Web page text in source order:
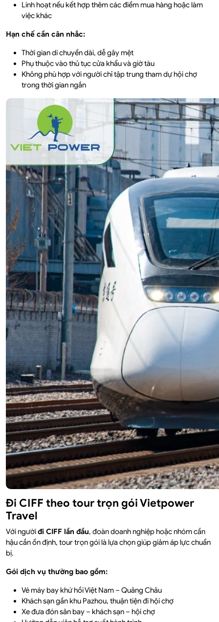
Linh hoạt nếu kết hợp thêm các điểm mua hàng hoặc làm
việc khác
Hạn chế cần cân nhắc:
Thời gian di chuyển dài, dễ gây mệt
Phụ thuộc vào thủ tục cửa khẩu và giờ tàu
Không phù hợp với người chỉ tập trung tham dự hội chợ
trong thời gian ngắn
Đi CIFF theo tour trọn gói Vietpower
Travel
Với ngườiđi CIFF lần đầu, đoàn doanh nghiệp hoặc nhóm cần
hậu cần ổn định, tour trọn gói là lựa chọn giúp giảm áp lực chuẩn
bị.
Gói dịch vụ thường bao gồm:
Vé máy bay khứ hồi Việt Nam – Quảng Châu
Khách sạn gần khu Pazhou, thuận tiện đi hội chợ
Xe đưa đón sân bay – khách sạn – hội chợ